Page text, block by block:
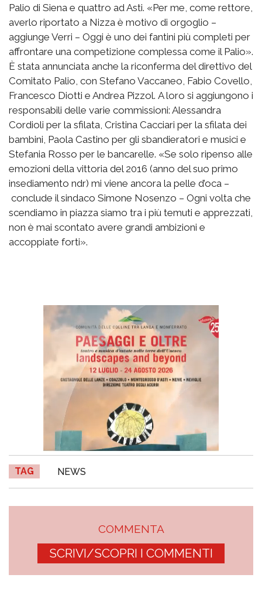
Palio di Siena e quattro ad Asti. «Per me, come rettore,
averlo riportato a Nizza è motivo di orgoglio –
aggiunge Verri – Oggi è uno dei fantini più completi per
affrontare una competizione complessa come il Palio».
È stata annunciata anche la riconferma del direttivo del
Comitato Palio, con Stefano Vaccaneo, Fabio Covello,
Francesco Diotti e Andrea Pizzol. A loro si aggiungono i
responsabili delle varie commissioni: Alessandra
Cordioli per la sfilata, Cristina Cacciari per la sfilata dei
bambini, Paola Castino per gli sbandieratori e musici e
Stefania Rosso per le bancarelle. «Se solo ripenso alle
emozioni della vittoria del 2016 (anno del suo primo
insediamento ndr) mi viene ancora la pelle d’oca –
conclude il sindaco Simone Nosenzo – Ogni volta che
scendiamo in piazza siamo tra i più temuti e apprezzati,
non è mai scontato avere grandi ambizioni e
accoppiate forti».
TAG NEWS
COMMENTA
SCRIVI/SCOPRI I COMMENTI